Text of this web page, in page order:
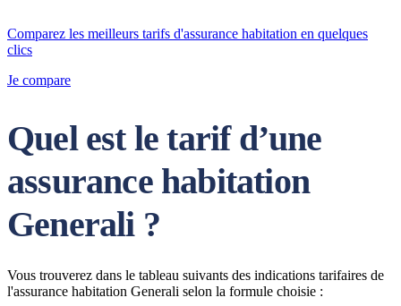
Comparez les meilleurs tarifs d'assurance habitation en quelques
clics
Je compare
Quel est le tarif d’une
assurance habitation
Generali ?
Vous trouverez dans le tableau suivants des indications tarifaires de
l'assurance habitation Generali selon la formule choisie :